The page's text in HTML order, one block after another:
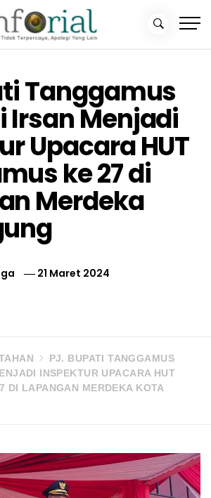
Tanggamus
Irsan Menjadi
Upacara HUT
ke 27 di
Merdeka
21 Maret 2024
PJ. BUPATI TANGGAMUS
INSPEKTUR UPACARA HUT
DI LAPANGAN MERDEKA KOTA